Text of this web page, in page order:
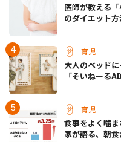
医師が教える
のダイエット
育児
大人のベッド
「そいねーる
育児
食事をよく噛
家が語る、朝